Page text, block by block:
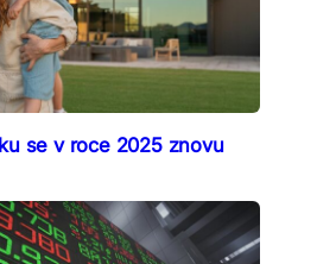
se v roce 2025 znovu